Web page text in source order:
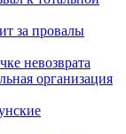
за провалы
невозврата
организация